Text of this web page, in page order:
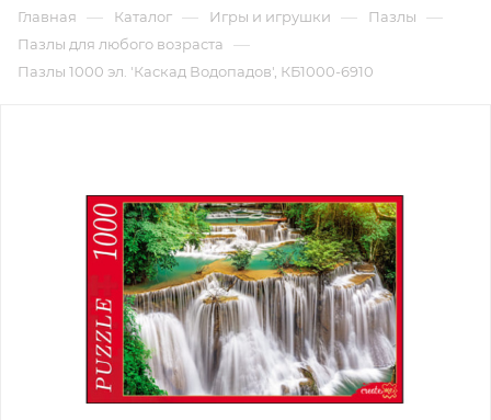
Главная — Каталог — Игры и игрушки — Пазлы —
Пазлы для любого возраста —
Пазлы 1000 эл. 'Каскад Водопадов', КБ1000-6910